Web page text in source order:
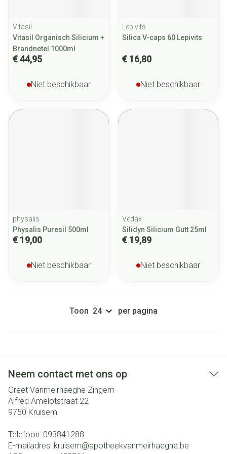
Vitasil
Vitasil Organisch Silicium +
Brandnetel 1000ml
€ 44,95
Niet beschikbaar
Lepivits
Silica V-caps 60 Lepivits
€ 16,80
Niet beschikbaar
physalis
Physalis Puresil 500ml
€ 19,00
Niet beschikbaar
Vedax
Silidyn Silicium Gutt 25ml
€ 19,89
Niet beschikbaar
Toon per pagina
Neem contact met ons op
Greet Vanmeirhaeghe Zingem
Alfred Amelotstraat 22
9750 Kruisem
Telefoon: 093841288
E-mailadres: kruisem@apotheekvanmeirhaeghe.be